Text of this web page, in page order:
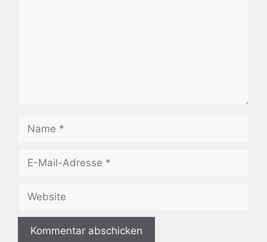
Mail-